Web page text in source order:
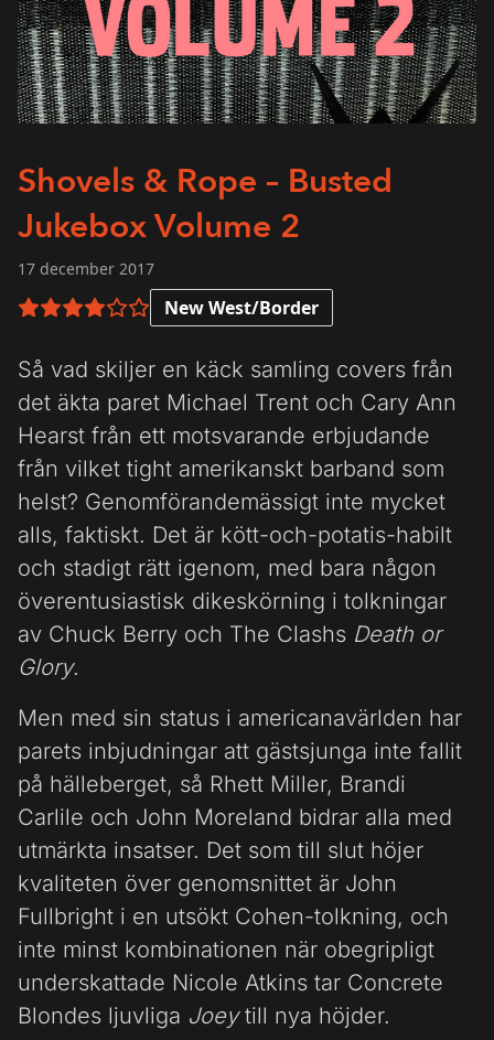
Shovels & Rope – Busted
Jukebox Volume 2
17 december 2017
4 av 6 i betyg New West/Border
Så vad skiljer en käck samling covers från
det äkta paret Michael Trent och Cary Ann
Hearst från ett motsvarande erbjudande
från vilket tight amerikanskt barband som
helst? Genomförandemässigt inte mycket
alls, faktiskt. Det är kött-och-potatis-habilt
och stadigt rätt igenom, med bara någon
överentusiastisk dikeskörning i tolkningar
av Chuck Berry och The Clashs Death or
Glory.
Men med sin status i americanavärlden har
parets inbjudningar att gästsjunga inte fallit
på hälleberget, så Rhett Miller, Brandi
Carlile och John Moreland bidrar alla med
utmärkta insatser. Det som till slut höjer
kvaliteten över genomsnittet är John
Fullbright i en utsökt Cohen-tolkning, och
inte minst kombinationen när obegripligt
underskattade Nicole Atkins tar Concrete
Blondes ljuvliga Joeytill nya höjder.